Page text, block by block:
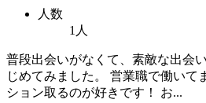
人数
1人
普段出会いがなくて、素敵な出会
じめてみました。 営業職で働いて
ション取るのが好きです！ お...